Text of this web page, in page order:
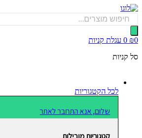
0 עגלת קניות
לכל הקטגוריות
שלום, אנא התחבר לאתר